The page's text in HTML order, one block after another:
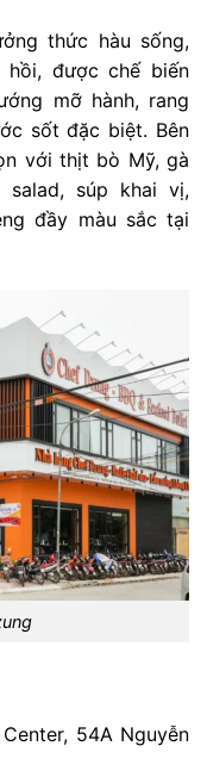
thức hàu sống,
hồi, được chế biến
mỡ hành, rang
sốt đặc biệt. Bên
với thịt bò Mỹ, gà
súp khai vị,
đầy màu sắc tại
54A Nguyễn